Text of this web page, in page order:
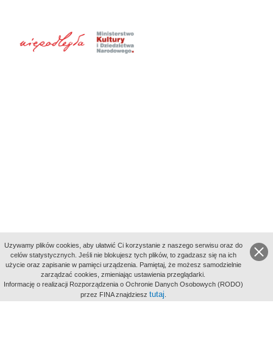
aktywności
Uzywamy plików cookies, aby ułatwić Ci korzystanie z naszego serwisu oraz do
celów statystycznych. Jeśli nie blokujesz tych plików, to zgadzasz się na ich
użycie oraz zapisanie w pamięci urządzenia. Pamiętaj, że możesz samodzielnie
zarządzać cookies, zmieniając ustawienia przeglądarki.
Informację o realizacji Rozporządzenia o Ochronie Danych Osobowych (RODO)
przez FINA znajdziesz tutaj